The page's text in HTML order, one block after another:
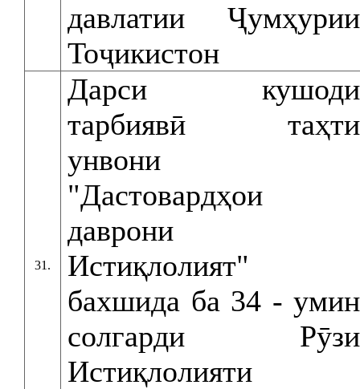
давлатии Ҷумҳурии
Тоҷикистон
31.
Дарси кушоди
тарбиявӣ таҳти
унвони
"Дастовардҳои
даврони
Истиқлолият"
бахшида ба 34 - умин
солгарди Рӯзи
Истиқлолияти